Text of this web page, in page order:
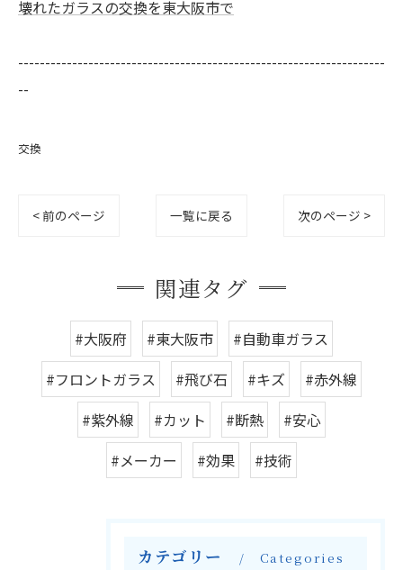
壊れたガラスの交換を東大阪市で
--------------------------------------------------------------------
--
交換
< 前のページ 一覧に戻る 次のページ >
関連タグ
#大阪府 #東大阪市
#自動車ガラス
#フロントガラス
#飛び石 #キズ
#赤外線
#紫外線
#カット #断熱
#安心
#メーカー
#効果 #技術
カテゴリー Categories